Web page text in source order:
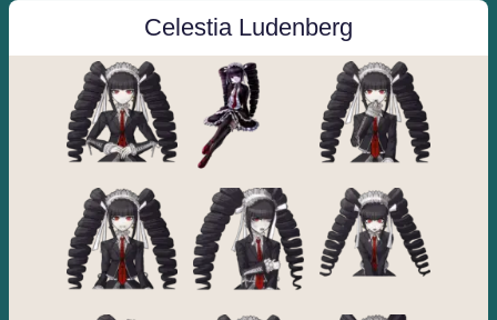
Celestia Ludenberg